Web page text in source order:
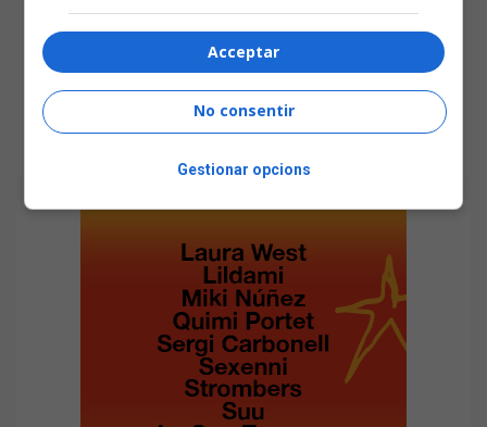
Acceptar
No consentir
Gestionar opcions